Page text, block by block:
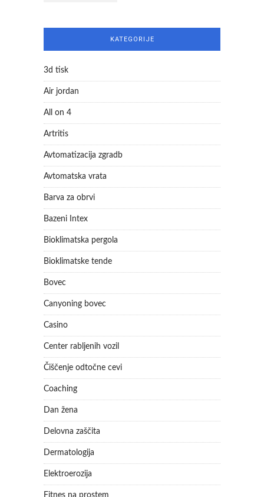
KATEGORIJE
3d tisk
Air jordan
All on 4
Artritis
Avtomatizacija zgradb
Avtomatska vrata
Barva za obrvi
Bazeni Intex
Bioklimatska pergola
Bioklimatske tende
Bovec
Canyoning bovec
Casino
Center rabljenih vozil
Čiščenje odtočne cevi
Coaching
Dan žena
Delovna zaščita
Dermatologija
Elektroerozija
Fitnes na prostem